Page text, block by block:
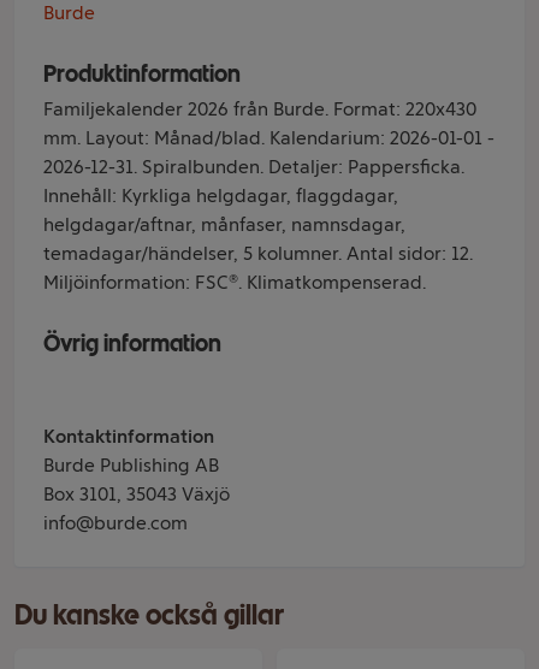
Burde
Produktinformation
Familjekalender 2026 från Burde. Format: 220x430
mm. Layout: Månad/blad. Kalendarium: 2026-01-01 -
2026-12-31. Spiralbunden. Detaljer: Pappersficka.
Innehåll: Kyrkliga helgdagar, flaggdagar,
helgdagar/aftnar, månfaser, namnsdagar,
temadagar/händelser, 5 kolumner. Antal sidor: 12.
Miljöinformation: FSC®. Klimatkompenserad.
Övrig information
Kontaktinformation
Burde Publishing AB
Box 3101, 35043 Växjö
info@burde.com
Du kanske också gillar